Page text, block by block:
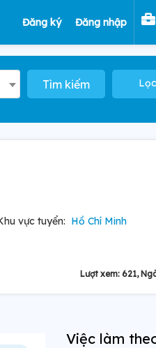
Đăng ký Đăng nhập
Tìm kiếm
vực tuyển: Hồ Chí Minh
Lượt xem: 621,
Việc làm